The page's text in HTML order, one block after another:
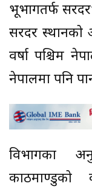
भूभागतर्फ
सरदर
वर्षा पश्चिम
नेपालमा पनि
विभागका
काठमाण्डुको